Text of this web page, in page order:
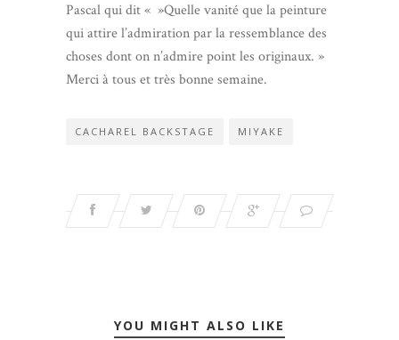
Pascal qui dit « »Quelle vanité que la peinture
qui attire l’admiration par la ressemblance des
choses dont on n’admire point les originaux. »
Merci à tous et très bonne semaine.
CACHAREL BACKSTAGE MIYAKE
YOU MIGHT ALSO LIKE